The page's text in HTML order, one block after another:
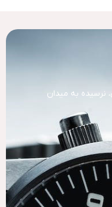
نرسیده به میدان